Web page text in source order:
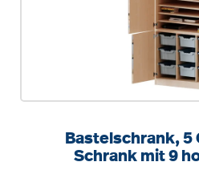
Bastelschrank, 5
Schrank mit 9